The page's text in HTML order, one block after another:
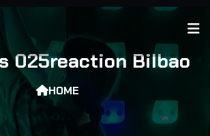
025reaction Bilbao
HOME